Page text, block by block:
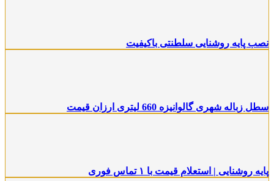
نصب پایه روشنایی سلطنتی باکیفیت
سطل زباله شهری گالوانیزه 660 لیتری ارزان قیمت
پایه روشنایی | استعلام قیمت با ۱ تماس فوری